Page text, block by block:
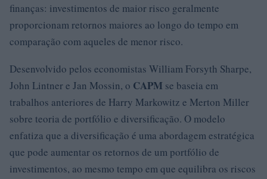
finanças: investimentos de maior risco geralmente
proporcionam retornos maiores ao longo do tempo em
comparação com aqueles de menor risco.
Desenvolvido pelos economistas William Forsyth Sharpe,
John Lintner e Jan Mossin, o CAPM se baseia em
trabalhos anteriores de Harry Markowitz e Merton Miller
sobre teoria de portfólio e diversificação. O modelo
enfatiza que a diversificação é uma abordagem estratégica
que pode aumentar os retornos de um portfólio de
investimentos, ao mesmo tempo em que equilibra os riscos